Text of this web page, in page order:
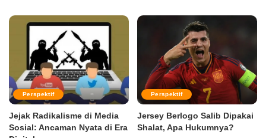
Perspektif
Jejak Radikalisme di Media
Sosial: Ancaman Nyata di Era
Perspektif
Jersey Berlogo Salib Dipakai
Shalat, Apa Hukumnya?